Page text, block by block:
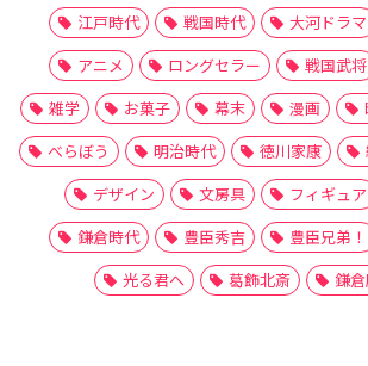
江戸時代 戦国時代 大河ドラマ
アニメ
ロングセラー 戦国武将
雑学
お菓子 幕末 漫画
べらぼう
明治時代 徳川家康
デザイン
文房具 フィギュア
鎌倉時代
豊臣秀吉 豊臣兄弟！
光る君へ
葛飾北斎 鎌